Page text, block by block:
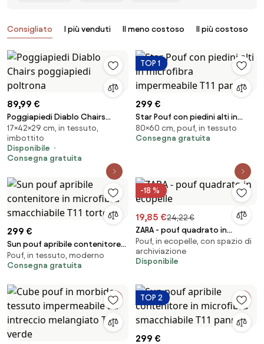
Prodotti
Consigliato I più venduti Il meno costoso Il più costoso
89,99 €
Poggiapiedi Diablo Chairs
poggiapiedi poltrona
17×42×29 cm, in tessuto,
imbottito
Disponibile
Consegna gratuita
TOP 1
299 €
Star Pouf con piedini alti in
microfibra impermeabile T11
panna
80×60 cm, pouf, in tessuto
Consegna gratuita
299 €
Sun pouf apribile contenitore
in microfibra smacchiabile T11
tortora
Pouf, in tessuto, moderno
Consegna gratuita
-18 %
19,85 €24,22 €
ZARA - pouf quadrato in
ecopelle
Pouf, in ecopelle, con spazio di
archiviazione
Disponibile
TOP 2
299 €